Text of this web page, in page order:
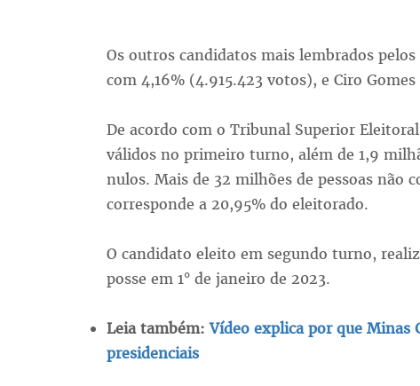
Os outros candidatos mais lembrados
com 4,16% (4.915.423 votos), e Ciro
De acordo com o Tribunal Superior
válidos no primeiro turno, além de 1,9
nulos. Mais de 32 milhões de pessoas não
corresponde a 20,95% do eleitorado.
O candidato eleito em segundo turno,
posse em 1° de janeiro de 2023.
Leia também:Vídeo explica por que Minas
presidenciais